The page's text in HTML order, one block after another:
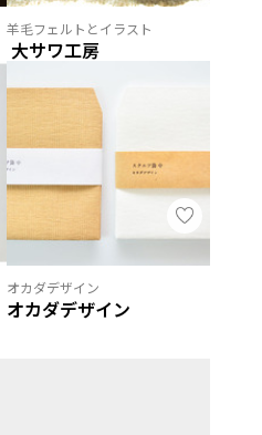
羊毛フェルトとイラスト
大サワ工房
オカダデザイン
オカダデザイン